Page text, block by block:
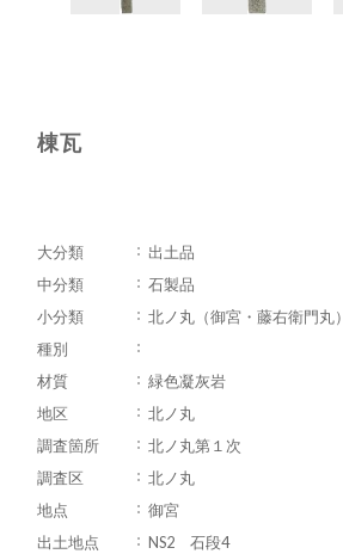
棟瓦
大分類
出土品
中分類
石製品
小分類
北ノ丸（御宮・藤右衛門丸）
種別
材質
緑色凝灰岩
地区
北ノ丸
調査箇所
北ノ丸第１次
調査区
北ノ丸
地点
御宮
出土地点
NS2 石段4